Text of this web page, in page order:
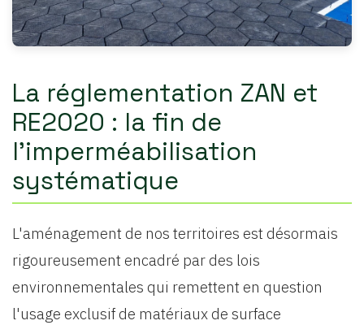
La réglementation ZAN et
RE2020 : la fin de
l'imperméabilisation
systématique
L'aménagement de nos territoires est désormais
rigoureusement encadré par des lois
environnementales qui remettent en question
l'usage exclusif de matériaux de surface